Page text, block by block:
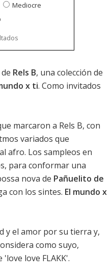
Mediocre
Rels B, una colección de
x ti. Como invitados
marcaron a Rels B, con
variados que
afro. Los sampleos en
para conformar una
nova de Pañuelito de
con los sintes. El mundo x
y el amor por su tierra y,
como suyo,
love FLAKK'.